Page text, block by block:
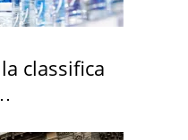
classifica